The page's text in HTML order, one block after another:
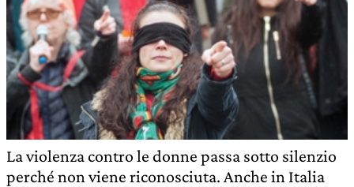
La violenza contro le donne passa sotto silenzio
perché non viene riconosciuta. Anche in Italia